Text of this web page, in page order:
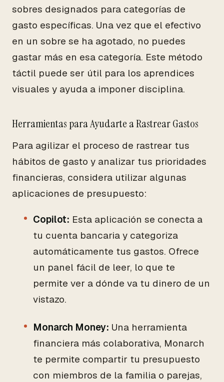
sobres designados para categorías de
gasto específicas. Una vez que el efectivo
en un sobre se ha agotado, no puedes
gastar más en esa categoría. Este método
táctil puede ser útil para los aprendices
visuales y ayuda a imponer disciplina.
Herramientas para Ayudarte a Rastrear Gastos
Para agilizar el proceso de rastrear tus
hábitos de gasto y analizar tus prioridades
financieras, considera utilizar algunas
aplicaciones de presupuesto:
Copilot: Esta aplicación se conecta a
tu cuenta bancaria y categoriza
automáticamente tus gastos. Ofrece
un panel fácil de leer, lo que te
permite ver a dónde va tu dinero de un
vistazo.
Monarch Money: Una herramienta
financiera más colaborativa, Monarch
te permite compartir tu presupuesto
con miembros de la familia o parejas,